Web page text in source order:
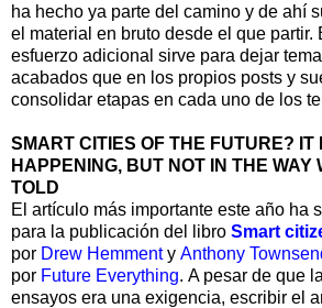
ha hecho ya parte del camino y de ahí
el material en bruto desde el que partir.
esfuerzo adicional sirve para dejar
acabados que en los propios posts y
consolidar etapas en cada uno de los
SMART CITIES OF THE FUTURE? IT
HAPPENING, BUT NOT IN THE WAY
TOLD
El artículo más importante este año ha
para la publicación del libro Smart
por Drew Hemmenty Anthony
por Future Everything. A pesar de que
ensayos era una exigencia, escribir el